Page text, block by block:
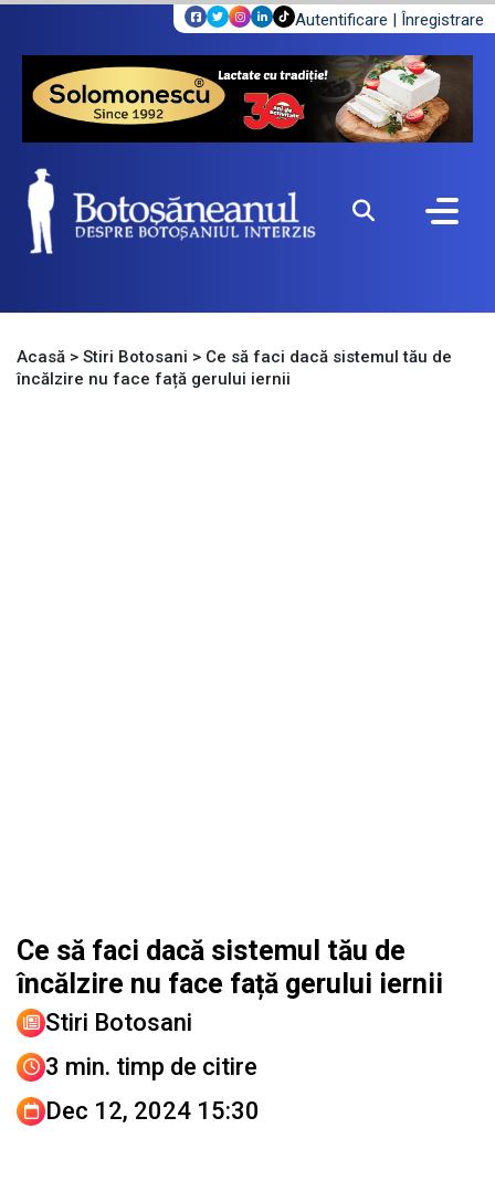
Autentificare | Înregistrare
Acasă > Stiri Botosani > Ce să faci dacă sistemul tău de
încălzire nu face față gerului iernii
Ce să faci dacă sistemul tău de
încălzire nu face față gerului iernii
Stiri Botosani
3 min. timp de citire
Dec 12, 2024 15:30